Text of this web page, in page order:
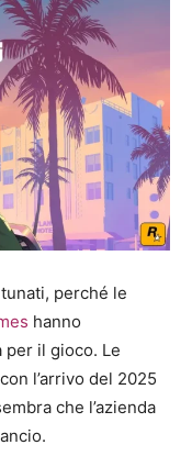
perché le
hanno
per il gioco. Le
l’arrivo del 2025
che l’azienda